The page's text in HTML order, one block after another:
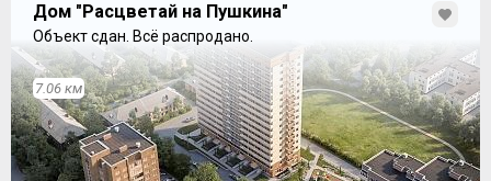
Дом "Расцветай на Пушкина"
Объект сдан. Всё распродано.
7.06 км